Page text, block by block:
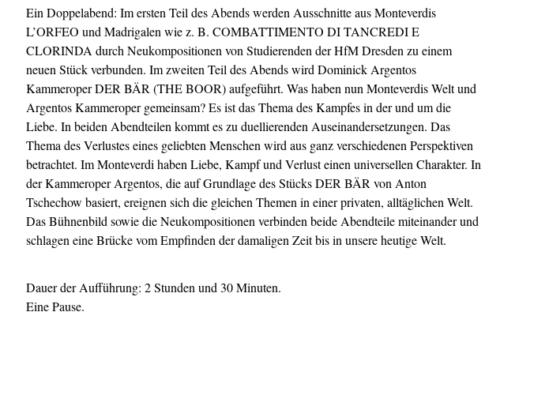
Ein Doppelabend: Im ersten Teil des Abends werden Ausschnitte aus Monteverdis
L’ORFEO und Madrigalen wie z. B. COMBATTIMENTO DI TANCREDI E
CLORINDA durch Neukompositionen von Studierenden der HfM Dresden zu einem
neuen Stück verbunden. Im zweiten Teil des Abends wird Dominick Argentos
Kammeroper DER BÄR (THE BOOR) aufgeführt. Was haben nun Monteverdis Welt und
Argentos Kammeroper gemeinsam? Es ist das Thema des Kampfes in der und um die
Liebe. In beiden Abendteilen kommt es zu duellierenden Auseinandersetzungen. Das
Thema des Verlustes eines geliebten Menschen wird aus ganz verschiedenen Perspektiven
betrachtet. Im Monteverdi haben Liebe, Kampf und Verlust einen universellen Charakter. In
der Kammeroper Argentos, die auf Grundlage des Stücks DER BÄR von Anton
Tschechow basiert, ereignen sich die gleichen Themen in einer privaten, alltäglichen Welt.
Das Bühnenbild sowie die Neukompositionen verbinden beide Abendteile miteinander und
schlagen eine Brücke vom Empfinden der damaligen Zeit bis in unsere heutige Welt.
Dauer der Aufführung: 2 Stunden und 30 Minuten.
Eine Pause.